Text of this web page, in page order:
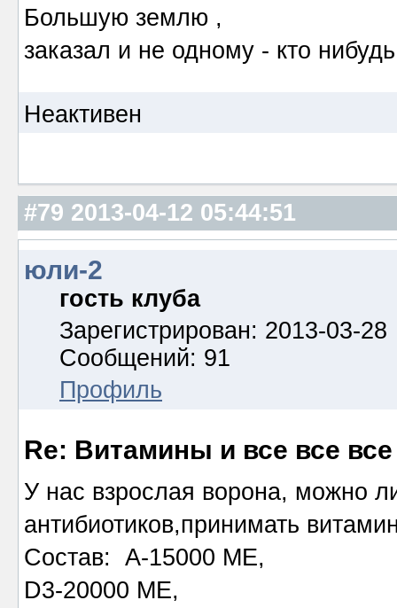
Большую землю ,
заказал и не одному - кто
Неактивен
#79 2013-04-12 05:44:51
юли-2
гость клуба
Зарегистрирован: 2013-03-28
Сообщений: 91
Профиль
Re: Витамины и все все все
У нас взрослая ворона, можно
антибиотиков,принимать
Состав: А-15000 МЕ,
D3-20000 МЕ,